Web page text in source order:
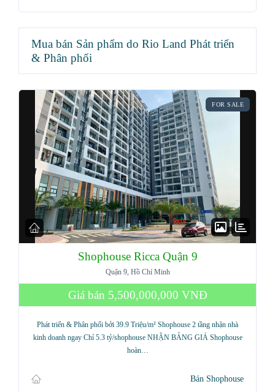
Mua bán Sản phẩm do Rio Land Phát triển
& Phân phối
FOR SALE
Shophouse Ricca Quận 9
Quận 9, Hồ Chí Minh
Giá bán 5,500,000,000 VNĐ
Phát triển & Phân phối bởi 39.9 Triệu/m² Shophouse 2 tầng nhận nhà
kinh doanh ngay Chỉ 5.3 tỷ/shophouse NHẬN BẢNG GIÁ Shophouse
hoàn…
Bán Shophouse